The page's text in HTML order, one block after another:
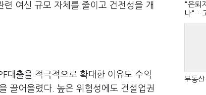
여신 규모 자체를 줄이고 건전성을 개
대출을 적극적으로 확대한 이유도 수익
끌어올렸다. 높은 위험성에도 건설업권
"은퇴
나"…
판 확
부동